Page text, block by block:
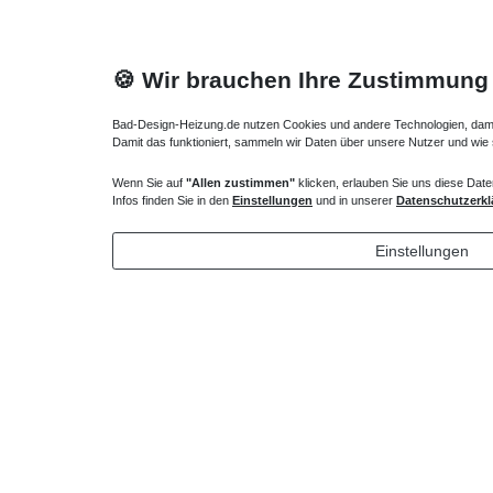
Heizkörper Ventil
135,00 € *
🍪 Wir brauchen Ihre Zustimmung
Bad-Design-Heizung.de nutzen Cookies und andere Technologien,
Damit das funktioniert, sammeln wir Daten über unsere Nutzer und
Wenn Sie auf "Allen zustimmen" klicken, erlauben Sie uns diese
Infos finden Sie in den Einstellungen und in unserer
Einstellungen